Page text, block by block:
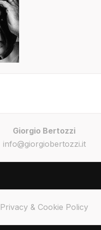
Giorgio Bertozzi
info@giorgiobertozzi.it
Privacy & Cookie Policy